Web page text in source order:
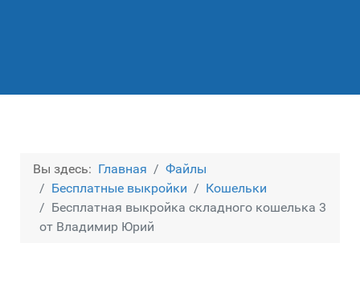
Вы здесь: Главная
Файлы
Бесплатные выкройки
Кошельки
Бесплатная выкройка складного кошелька 3
от Владимир Юрий